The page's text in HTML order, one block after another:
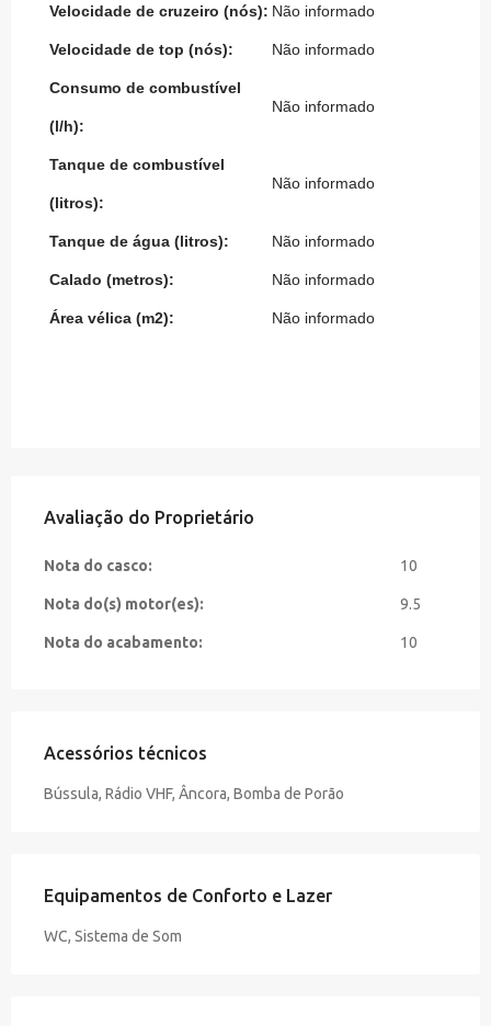
Velocidade de cruzeiro (nós): Não informado
Velocidade de top (nós): Não informado
Consumo de combustível
(l/h):
Não informado
Tanque de combustível
(litros):
Não informado
Tanque de água (litros): Não informado
Calado (metros): Não informado
Área vélica (m2): Não informado
Avaliação do Proprietário
Nota do casco: 10
Nota do(s) motor(es): 9.5
Nota do acabamento: 10
Acessórios técnicos
Bússula, Rádio VHF, Âncora, Bomba de Porão
Equipamentos de Conforto e Lazer
WC, Sistema de Som